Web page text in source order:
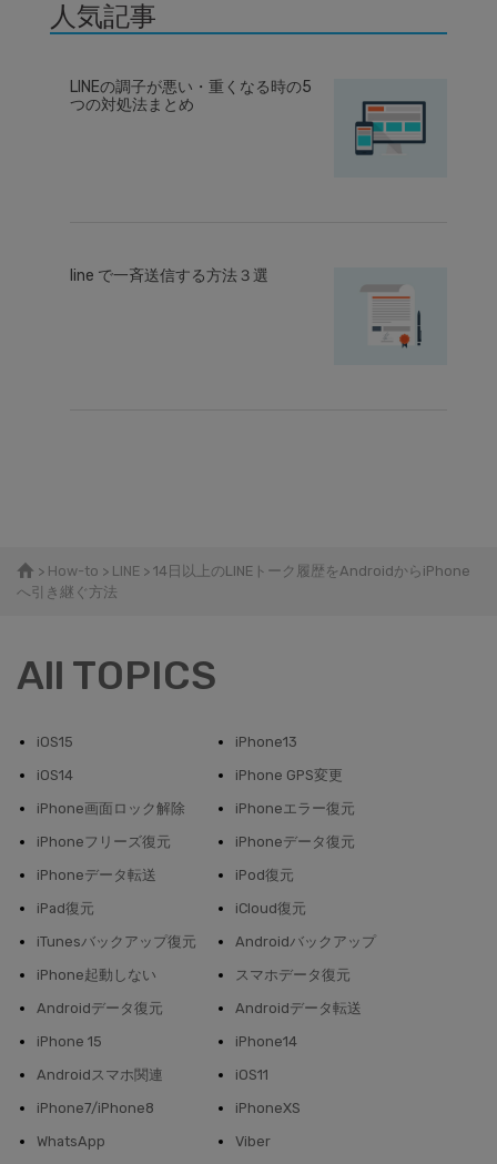
人気記事
LINEの調子が悪い・重くなる時の5
つの対処法まとめ
line で一斉送信する方法３選
> How-to > LINE > 14日以上のLINEトーク履歴をAndroidからiPhone
へ引き継ぐ方法
All TOPICS
iOS15
iPhone13
iOS14
iPhone GPS変更
iPhone画面ロック解除
iPhoneエラー復元
iPhoneフリーズ復元
iPhoneデータ復元
iPhoneデータ転送
iPod復元
iPad復元
iCloud復元
iTunesバックアップ復元
Androidバックアップ
iPhone起動しない
スマホデータ復元
Androidデータ復元
Androidデータ転送
iPhone 15
iPhone14
Androidスマホ関連
iOS11
iPhone7/iPhone8
iPhoneXS
WhatsApp
Viber